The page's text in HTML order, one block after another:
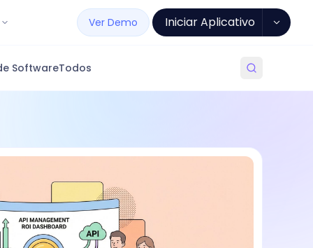
Ver Demo Iniciar Aplicativo
SoftwareTodos